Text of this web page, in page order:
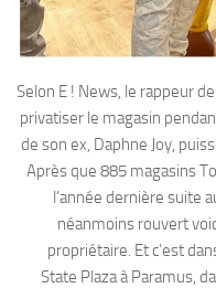
Selon E ! News, le rappeur
privatiser le magasin
de son ex, Daphne Joy,
Après que 885 magasins
l’année dernière suite
néanmoins rouvert
propriétaire. Et c’est
State Plaza à Paramus,